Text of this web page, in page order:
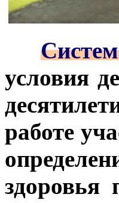
условия
работе
здоровья